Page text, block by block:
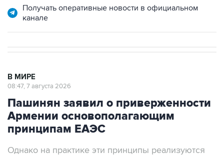
Получать оперативные новости в официальном
канале
В МИРЕ
08:47, 7 августа 2026
Пашинян заявил о приверженности
Армении основополагающим
принципам ЕАЭС
Однако на практике эти принципы реализуются